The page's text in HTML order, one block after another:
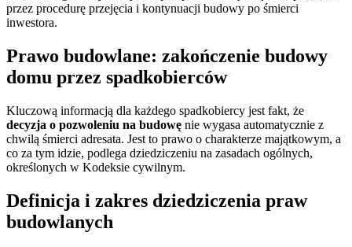
przez procedurę przejęcia i kontynuacji budowy po śmierci
inwestora.
Prawo budowlane: zakończenie budowy
domu przez spadkobierców
Kluczową informacją dla każdego spadkobiercy jest fakt, że
decyzja o pozwoleniu na budowę nie wygasa automatycznie z
chwilą śmierci adresata. Jest to prawo o charakterze majątkowym, a
co za tym idzie, podlega dziedziczeniu na zasadach ogólnych,
określonych w Kodeksie cywilnym.
Definicja i zakres dziedziczenia praw
budowlanych